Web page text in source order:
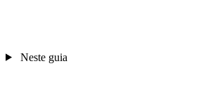
Neste guia